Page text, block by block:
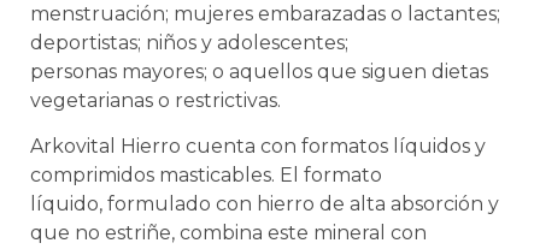
menstruación; mujeres embarazadas o lactantes;
deportistas; niños y adolescentes;
personas mayores; o aquellos que siguen dietas
vegetarianas o restrictivas.
Arkovital Hierro cuenta con formatos líquidos y
comprimidos masticables. El formato
líquido, formulado con hierro de alta absorción y
que no estriñe, combina este mineral con